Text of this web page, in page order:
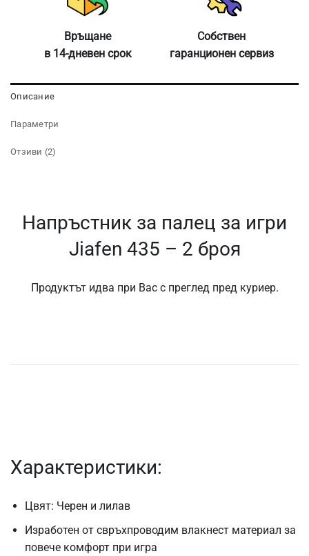
Връщане
в 14-дневен срок
Собствен
гаранционен сервиз
Описание
Параметри
Отзиви (2)
Напръстник за палец за игри
Jiafen 435 – 2 броя
Продуктът идва при Вас с преглед пред куриер.
Характеристики:
Цвят: Черен и лилав
Изработен от свръхпроводим влакнест материал за
повече комфорт при игра